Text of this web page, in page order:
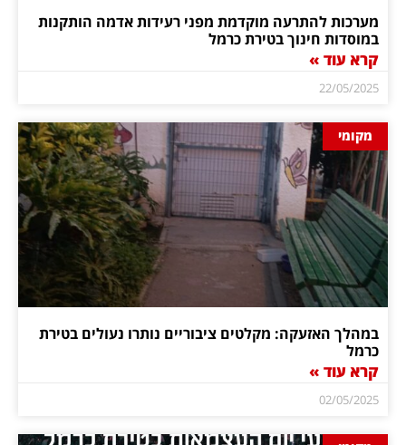
מערכות להתרעה מוקדמת מפני רעידות אדמה הותקנות
במוסדות חינוך בטירת כרמל
קרא עוד »
22/05/2025
מקומי
במהלך האזעקה: מקלטים ציבוריים נותרו נעולים בטירת
כרמל
קרא עוד »
02/05/2025